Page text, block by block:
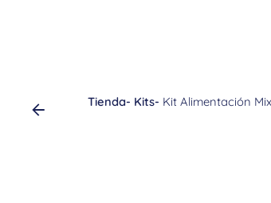
Tienda- Kits- Kit Alimentación